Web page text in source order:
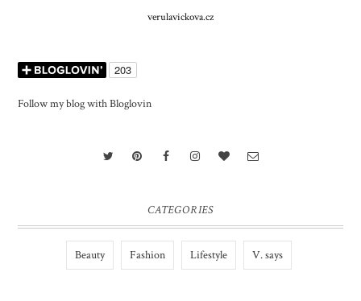
verulavickova.cz
Follow my blog with Bloglovin
CATEGORIES
Beauty Fashion Lifestyle V. says